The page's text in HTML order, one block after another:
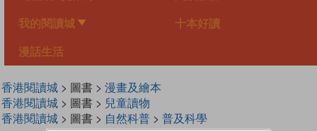
我的閱讀城 十本好讀
漫話生活
香港閱讀城> 圖書 > 漫畫及繪本
香港閱讀城> 圖書 > 兒童讀物
香港閱讀城> 圖書 > 自然科普> 普及科學